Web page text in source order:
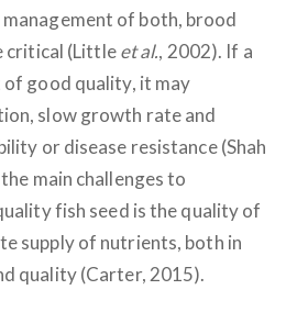
of both, brood
critical (Littleet al., 2002). If a
of good quality, it may
slow growth rate and
or disease resistance (Shah
main challenges to
fish seed is the quality of
supply of nutrients, both in
quality (Carter, 2015).